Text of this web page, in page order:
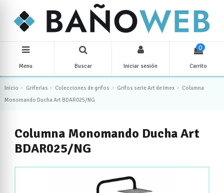
Menu Buscar Iniciar sesión
0
Carrito
Inicio Griferías Colecciones de grifos Grifos serie Art de Imex
Columna
Monomando Ducha Art BDAR025/NG
Columna Monomando Ducha Art
BDAR025/NG